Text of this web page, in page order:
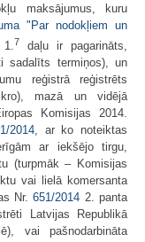
maksājumus, kuru
"Par nodokļiem un
7
daļu ir pagarināts,
sadalīts termiņos), un
reģistrā reģistrēts
mazā un vidējā
Komisijas 2014.
2014 , ar ko noteiktas
ar iekšējo tirgu,
(turpmāk – Komisijas
vai lielā komersanta
Nr.651/2014 2. panta
Latvijas Republikā
vai pašnodarbināta